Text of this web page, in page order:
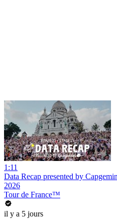
1:11
Data Recap presented by
2026
Tour de France™
il y a 5 jours